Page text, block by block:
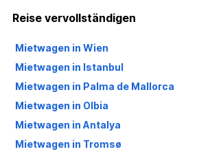
Reise vervollständigen
Mietwagen in Wien
Mietwagen in Istanbul
Mietwagen in Palma de Mallorca
Mietwagen in Olbia
Mietwagen in Antalya
Mietwagen in Tromsø